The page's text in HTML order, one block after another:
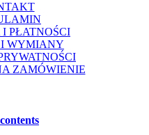
PŁATNOŚCI
WYMIANY
ZAMÓWIENIE